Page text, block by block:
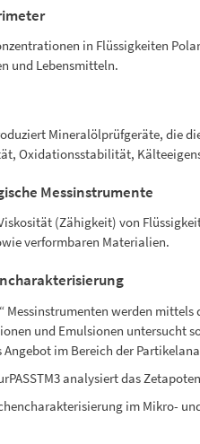
in Flüssigkeiten
und Lebensmitteln.
Mineralölprüfgeräte, die
Oxidationsstabilität,
Messinstrumente
(Zähigkeit) von
verformbaren Materialien.
Messinstrumenten werden
und Emulsionen untersucht
Angebot im Bereich der
analysiert das
im Mikro-